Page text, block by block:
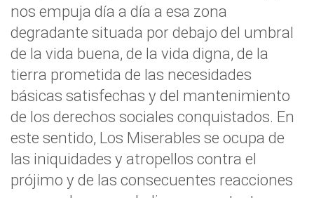
nos empuja día a día a esa zona
degradante situada por debajo del umbral
de la vida buena, de la vida digna, de la
tierra prometida de las necesidades
básicas satisfechas y del mantenimiento
de los derechos sociales conquistados. En
este sentido, Los Miserables se ocupa de
las iniquidades y atropellos contra el
prójimo y de las consecuentes reacciones